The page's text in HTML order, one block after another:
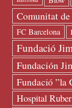
Comunitat
FC Barcelona
Fundació
Fundación
Fundació ”la
Hospital